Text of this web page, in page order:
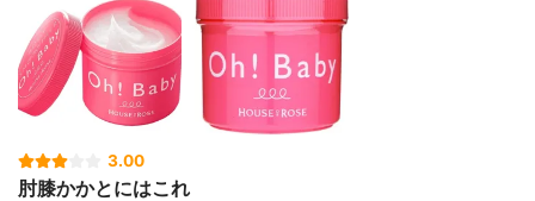
3.00
肘膝かかとにはこれ